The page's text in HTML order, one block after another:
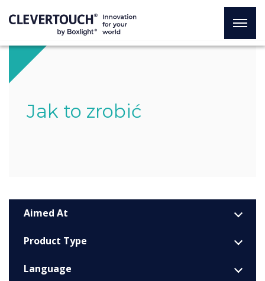
Jak to zrobić
Aimed At
Product Type
Language